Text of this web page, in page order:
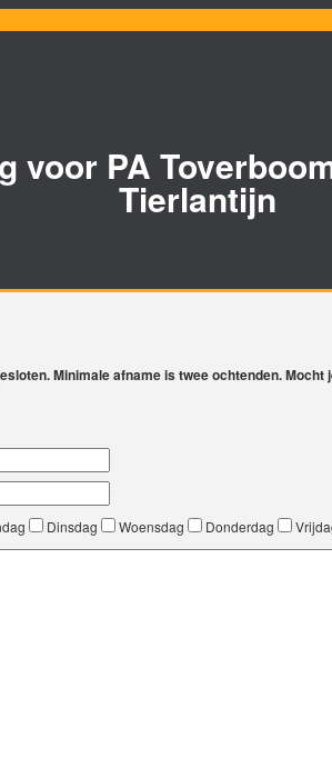
voor PA
Tierlantijn
Minimale afname is twee ochtenden.
Dinsdag Woensdag Donderdag